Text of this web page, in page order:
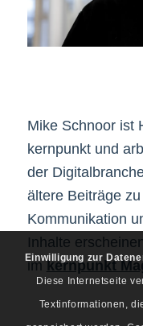
Mike Schnoor ist
kernpunkt und
der
ältere Beiträge
Kommunikation
Inhalte
imkernpunkt
Einwilligung zur
Diese Internetseite
Textinformationen,